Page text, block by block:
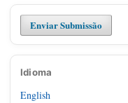
Enviar Submissão
Idioma
English